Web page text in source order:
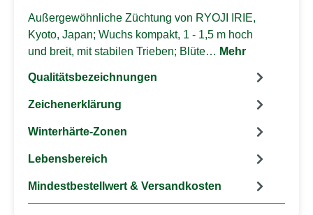
Außergewöhnliche Züchtung von RYOJI IRIE,
Kyoto, Japan; Wuchs kompakt, 1 - 1,5 m hoch
und breit, mit stabilen Trieben; Blüte… Mehr
Qualitätsbezeichnungen
Zeichenerklärung
Winterhärte-Zonen
Lebensbereich
Mindestbestellwert & Versandkosten